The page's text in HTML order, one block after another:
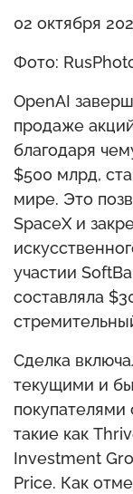
02 октября
Фото:
OpenAI
продаже
благодаря
$500 млрд,
мире. Это
SpaceX и
участии
составляла
Сделка
текущими и
покупателями
такие как
Investment
Price. Как